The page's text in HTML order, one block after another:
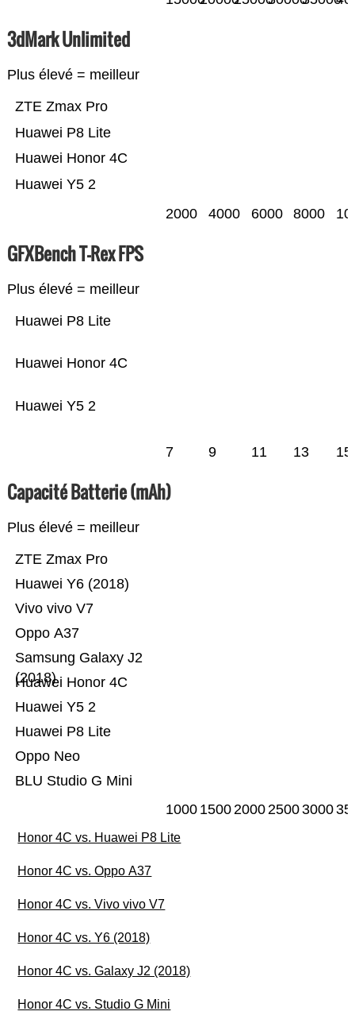
3dMark Unlimited
Plus élevé = meilleur
Huawei Y5 2
Huawei Honor 4C
Huawei P8 Lite
ZTE Zmax Pro
2000 4000 6000 8000
GFXBench T-Rex FPS
Plus élevé = meilleur
Huawei Y5 2
Huawei Honor 4C
Huawei P8 Lite
7 9 11 13 15
Capacité Batterie (mAh)
Plus élevé = meilleur
BLU Studio G Mini
Oppo Neo
Huawei P8 Lite
Huawei Y5 2
Huawei Honor 4C
Samsung Galaxy J2
(2018)
Oppo A37
Vivo vivo V7
Huawei Y6 (2018)
ZTE Zmax Pro
1000 1500200025003000
Honor 4C vs. Huawei P8 Lite
Honor 4C vs. Oppo A37
Honor 4C vs. Vivo vivo V7
Honor 4C vs. Y6 (2018)
Honor 4C vs. Galaxy J2 (2018)
Honor 4C vs. Studio G Mini